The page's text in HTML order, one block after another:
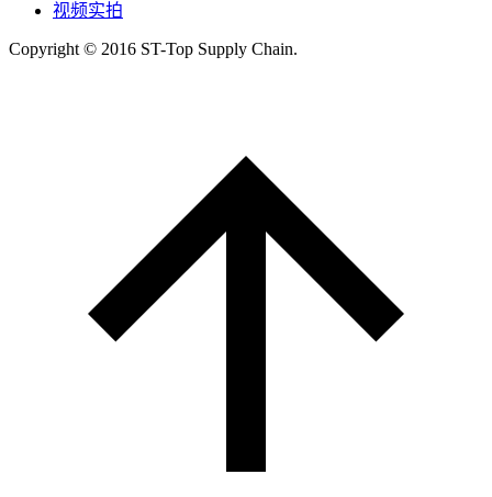
视频实拍
Copyright © 2016 ST-Top Supply Chain.